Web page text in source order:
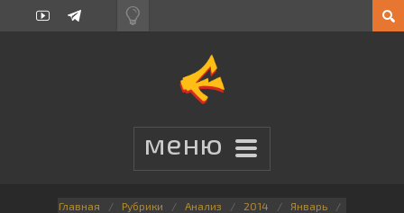
Главная Рубрики Анализ 2014
Январь